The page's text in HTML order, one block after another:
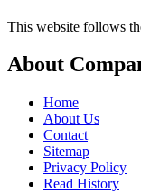
This website follows
About
Home
About Us
Contact
Sitemap
Privacy Policy
Read History